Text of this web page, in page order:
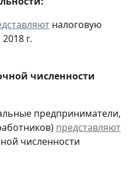
налоговую
г.
численности
предприниматели,
представляют
численности